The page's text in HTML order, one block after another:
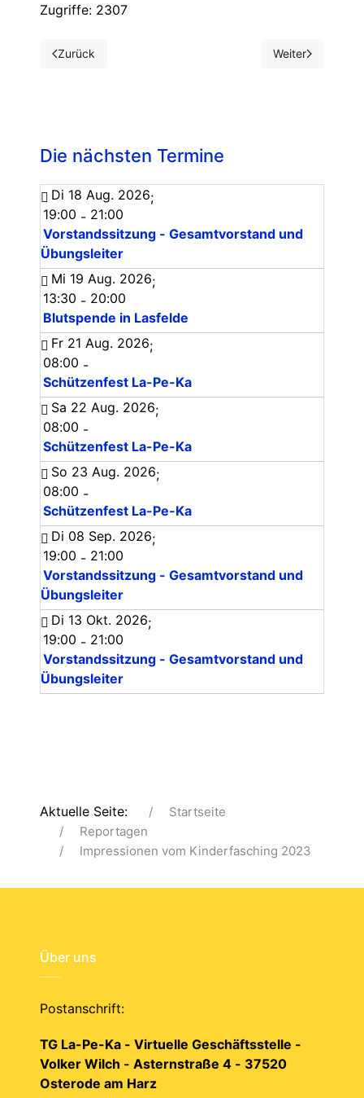
Zugriffe: 2307
Vorheriger Beitrag: Noch mehr Bilder vom Kinderfasching
Zurück Nächster
Weiter
Die nächsten Termine
Di 18 Aug. 2026;
19:00 - 21:00
Vorstandssitzung - Gesamtvorstand und
Übungsleiter
Mi 19 Aug. 2026;
13:30 - 20:00
Blutspende in Lasfelde
Fr 21 Aug. 2026;
08:00 -
Schützenfest La-Pe-Ka
Sa 22 Aug. 2026;
08:00 -
Schützenfest La-Pe-Ka
So 23 Aug. 2026;
08:00 -
Schützenfest La-Pe-Ka
Di 08 Sep. 2026;
19:00 - 21:00
Vorstandssitzung - Gesamtvorstand und
Übungsleiter
Di 13 Okt. 2026;
19:00 - 21:00
Vorstandssitzung - Gesamtvorstand und
Übungsleiter
Aktuelle Seite:
Startseite
Reportagen
Impressionen vom Kinderfasching 2023
Über uns
Postanschrift:
TG La-Pe-Ka - Virtuelle Geschäftsstelle -
Volker Wilch - Asternstraße 4 - 37520
Osterode am Harz